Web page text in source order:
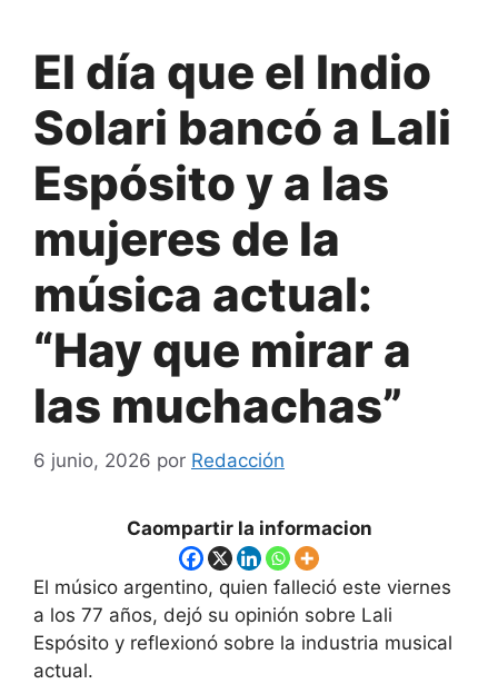
El día que el Indio
Solari bancó a Lali
Espósito y a las
mujeres de la
música actual:
“Hay que mirar a
las muchachas”
6 junio, 2026 por Redacción
Caompartir la informacion
El músico argentino, quien falleció este viernes
a los 77 años, dejó su opinión sobre Lali
Espósito y reflexionó sobre la industria musical
actual.